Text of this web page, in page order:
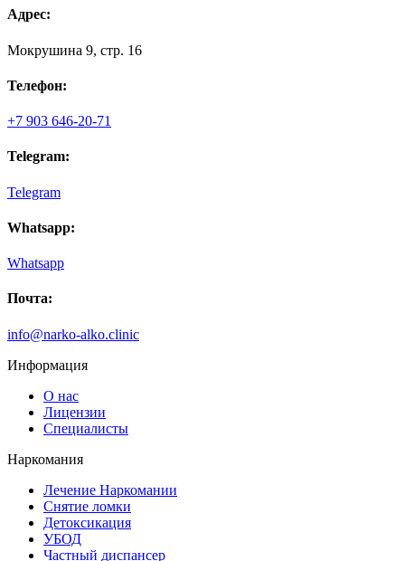
прибегнуть к кодировке. Вызвали нарколога на дом,
какой всё-таки чуткий и умный врач к нам приехал.
Развеял все мои страхи о кодировании. По делу, четко
рассказал мне о способах кодирования, учел мои
процедуру. Полгода не пью и удивляюсь, неужели это
Адрес:
Мокрушина 9, стр. 16
Телефон:
+7 903 646-20-71
Telegram:
Telegram
Whatsapp:
Whatsapp
Почта:
info@narko-alko.clinic
Информация
О нас
Лицензии
Специалисты
Наркомания
Лечение Наркомании
Снятие ломки
Детоксикация
УБОД
Частный диспансер